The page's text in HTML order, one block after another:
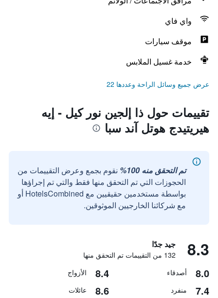
واي فاي
موقف سيارات
خدمة غسيل الملابس
عرض جميع وسائل الراحة وعددها 22
تقييمات حول ذا إلجين نور كيل - إيه
هيريتيدج هوتل آند سبا
تم التحقق منه 100%
نقوم بجمع وعرض التقييمات من
الحجوزات التي تم التحقق منها فقط والتي تم إجراؤها
بواسطة مستخدمين حقيقيين مع HotelsCombined أو
مع شركائنا الخارجيين الموثوقين.
8.3 جيد جدًا
132 من التقييمات تم التحقق منها
8.0 أصدقاء 8.4 الأزواج
7.4 منفرد 8.6 عائلات